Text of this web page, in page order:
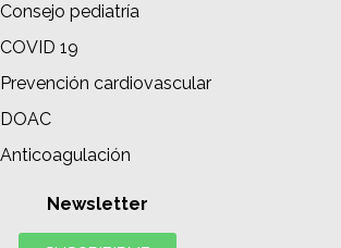
Consejo pediatría
COVID 19
Prevención cardiovascular
DOAC
Anticoagulación
Newsletter